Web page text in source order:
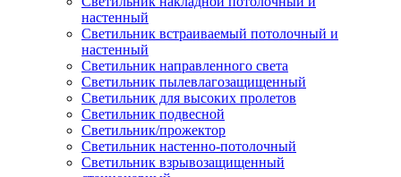
настенный
Светильник встраиваемый потолочный и
настенный
Светильник направленного света
Светильник пылевлагозащищенный
Светильник для высоких пролетов
Светильник подвесной
Светильник/прожектор
Светильник настенно-потолочный
Светильник взрывозащищенный